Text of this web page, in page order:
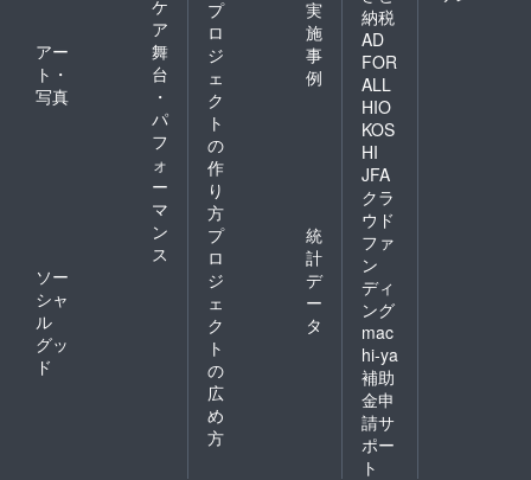
ケ
ア
アー
ト・
写真
舞
台
・
パ
フ
ォ
ー
マ
ン
ス
ソー
シャ
ル
グッ
ド
プ
ロ
ジ
ェ
ク
ト
の
作
り
方
実
施
事
例
プ
ロ
ジ
ェ
ク
ト
の
広
め
方
統
計
デ
ー
タ
納税
AD
FOR
ALL
HIO
KOS
HI
JFA
クラ
ウド
ファ
ン
ディ
ング
mac
hi-ya
補助
金申
請サ
ポー
ト